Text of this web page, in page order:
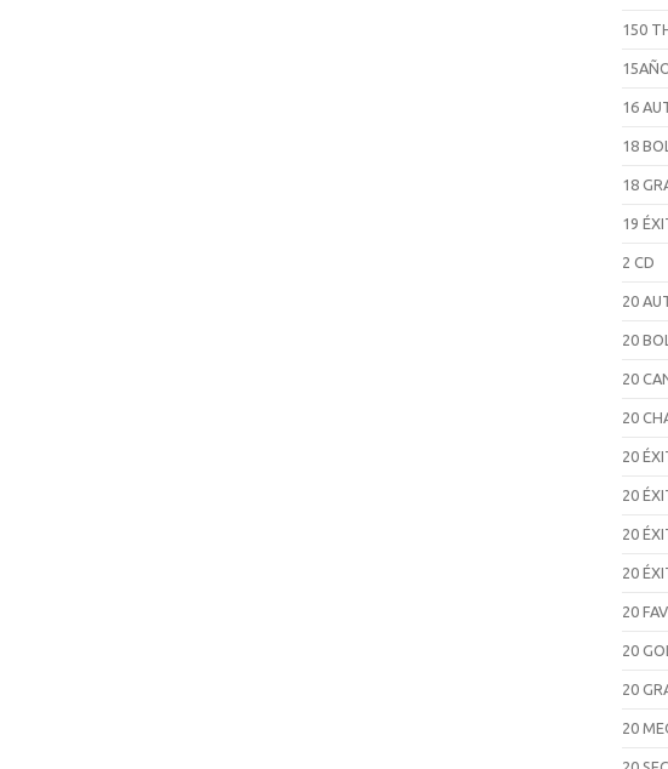
150
16
18
18
19
2 CD
20
20
20
20
20
20
20
20
20
20
20
20